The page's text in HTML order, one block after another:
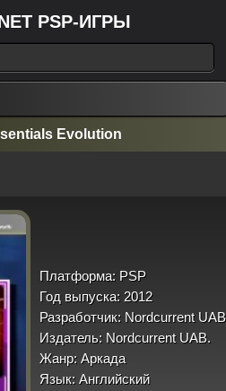
PSP-ИГРЫ
Evolution
Платформа: PSP
Год выпуска: 2012
Разработчик: Nordcurrent UAB
Издатель: Nordcurrent UAB.
Жанр: Аркада
Язык: Английский